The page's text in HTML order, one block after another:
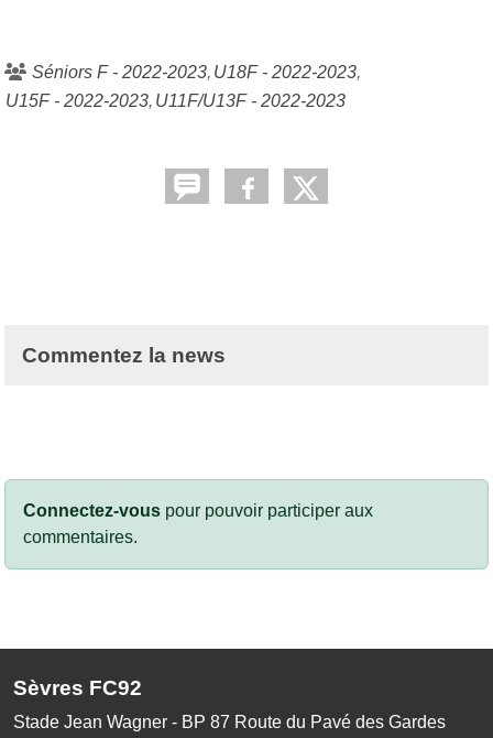
Séniors F - 2022-2023 U18F - 2022-2023
U15F - 2022-2023 U11F/U13F - 2022-2023
Commentez la news
Connectez-vous pour pouvoir participer aux
commentaires.
Sèvres FC92
Stade Jean Wagner - BP 87 Route du Pavé des Gardes